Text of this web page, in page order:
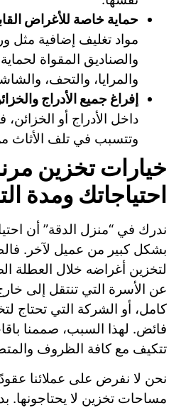
حماية خاصة للأغراض
مواد تغليف إضافية مثل
والصناديق المقواة
والمرايا، والتحف،
إفراغ جميع الأدراج
داخل الأدراج أو الخزائن،
وتتسبب في تلف الأثاث
خيارات تخزين
احتياجاتك ومدة
ندرك في “منزل الدقة” أن
بشكل كبير من عميل لآخر.
لتخزين أغراضه خلال العطلة
عن الأسرة التي تنتقل إلى
كامل، أو الشركة التي تحتاج
فائض. لهذا السبب، صممنا
تتكيف مع كافة الظروف
نحن لا نفرض على عملائنا
مساحات تخزين لا يحتاجونها.